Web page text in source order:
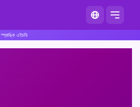
স্প্রাঙ্কি এইচডি